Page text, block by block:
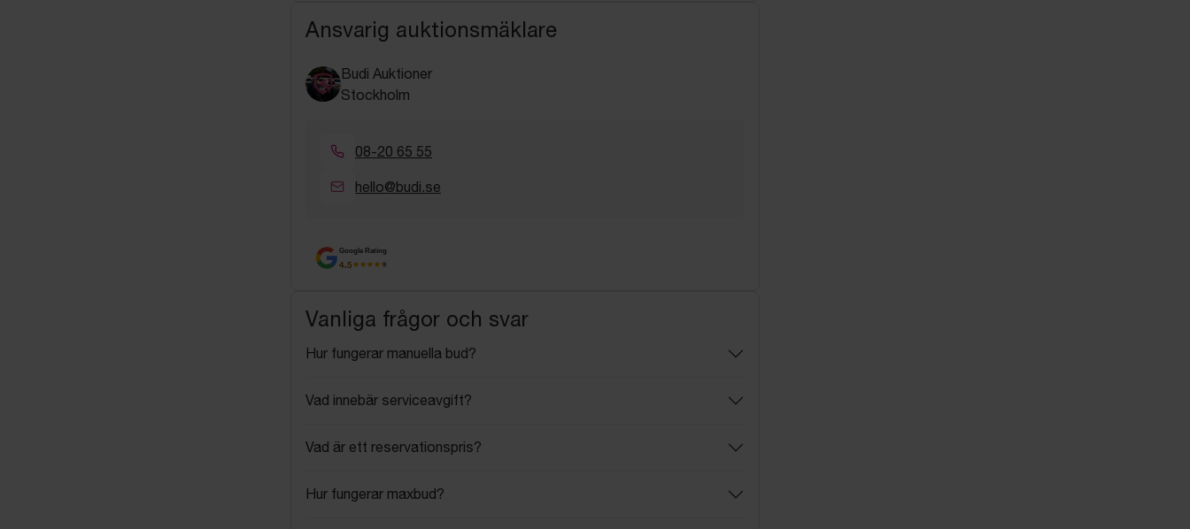
Ansvarig auktionsmäklare
Budi Auktioner
Stockholm
08-20 65 55
hello@budi.se
Google Rating
4.5
Vanliga frågor och svar
Hur fungerar manuella bud?
Vad innebär serviceavgift?
Vad är ett reservationspris?
Hur fungerar maxbud?